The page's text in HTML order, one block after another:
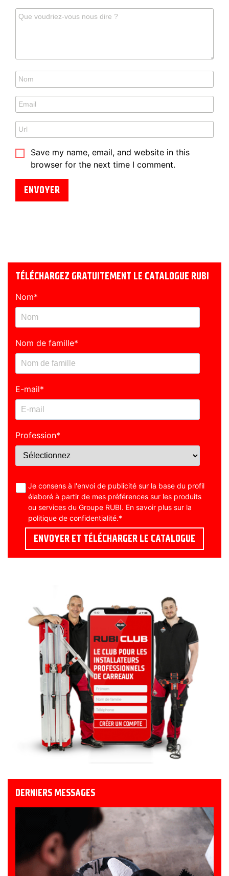
Save my name, email, and website in this
browser for the next time I comment.
TÉLÉCHARGEZ GRATUITEMENT LE CATALOGUE RUBI
Nom*
Nom de famille*
E-mail*
Profession*
Je consens à l'envoi de publicité sur la base du profil
élaboré à partir de mes préférences sur les produits
ou services du Groupe RUBI. En savoir plus sur la
politique de confidentialité.*
DERNIERS MESSAGES